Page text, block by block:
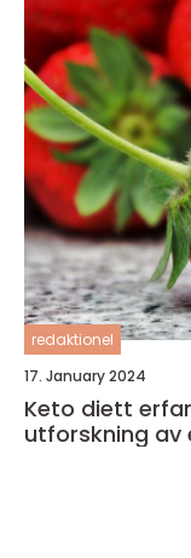
redaktionel
17. January 2024
Keto diett
utforskning